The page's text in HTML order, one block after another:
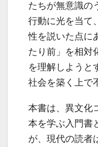
たちが無意識の
行動に光を当て
性を説いた点に
たり前」を相対
を理解しようと
社会を築く上で
本書は、異文化
本を学ぶ入門書
が、現代の読者